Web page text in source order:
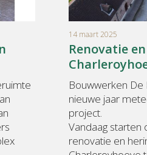
14 maart 2025
Renovatie
Bouwwerken De
nieuwe jaar
project.
Vandaag starten
renovatie en